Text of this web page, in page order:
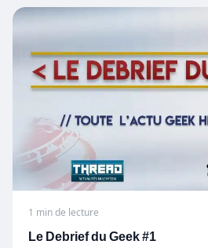
1 min de lecture
Le Debrief du Geek #1